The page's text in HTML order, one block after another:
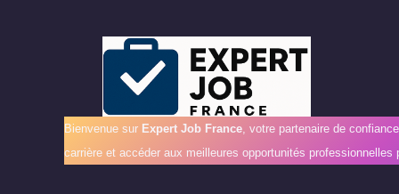
Bienvenue sur Expert Job France, votre partenaire de
carrière et accéder aux meilleures opportunités professionnelles